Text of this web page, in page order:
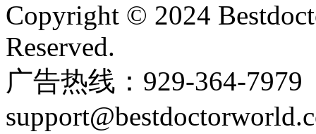
Copyright © 2024
Reserved.
广告热线：929-364-